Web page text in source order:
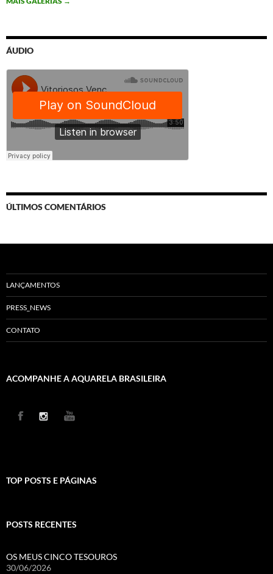
ÁUDIO
ÚLTIMOS COMENTÁRIOS
LANÇAMENTOS
PRESS_NEWS
CONTATO
ACOMPANHE A AQUARELA BRASILEIRA
TOP POSTS E PÁGINAS
POSTS RECENTES
OS MEUS CINCO TESOUROS
30/06/2026